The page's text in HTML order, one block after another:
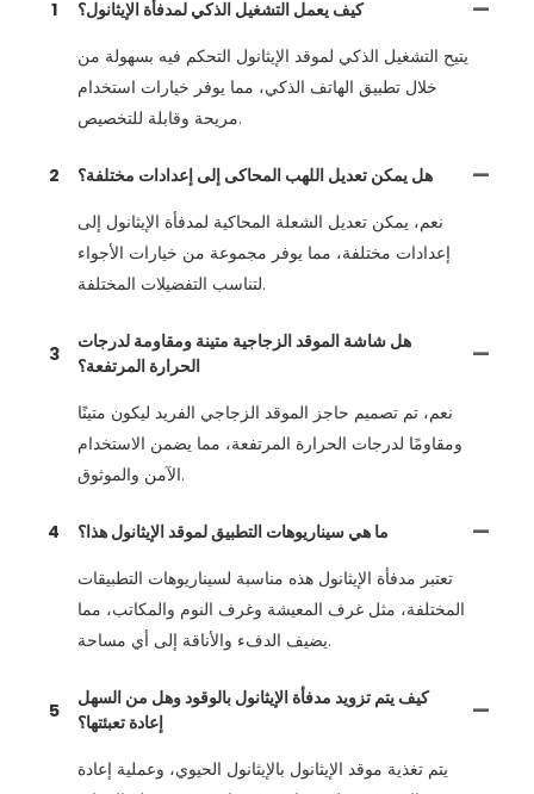
1
كيف يعمل التشغيل الذكي لمدفأة الإيثانول؟
يتيح التشغيل الذكي لموقد الإيثانول التحكم فيه بسهولة من
خلال تطبيق الهاتف الذكي، مما يوفر خيارات استخدام
مريحة وقابلة للتخصيص.
2
هل يمكن تعديل اللهب المحاكى إلى إعدادات مختلفة؟
نعم، يمكن تعديل الشعلة المحاكية لمدفأة الإيثانول إلى
إعدادات مختلفة، مما يوفر مجموعة من خيارات الأجواء
لتناسب التفضيلات المختلفة.
3
هل شاشة الموقد الزجاجية متينة ومقاومة لدرجات
الحرارة المرتفعة؟
نعم، تم تصميم حاجز الموقد الزجاجي الفريد ليكون متينًا
ومقاومًا لدرجات الحرارة المرتفعة، مما يضمن الاستخدام
الآمن والموثوق.
4
ما هي سيناريوهات التطبيق لموقد الإيثانول هذا؟
تعتبر مدفأة الإيثانول هذه مناسبة لسيناريوهات التطبيقات
المختلفة، مثل غرف المعيشة وغرف النوم والمكاتب، مما
يضيف الدفء والأناقة إلى أي مساحة.
5
كيف يتم تزويد مدفأة الإيثانول بالوقود وهل من السهل
إعادة تعبئتها؟
يتم تغذية موقد الإيثانول بالإيثانول الحيوي، وعملية إعادة